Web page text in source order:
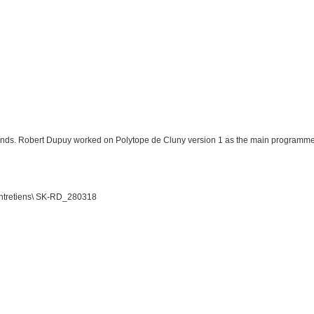
Robert Dupuy worked on Polytope de Cluny version 1 as the main
SK-RD_280318